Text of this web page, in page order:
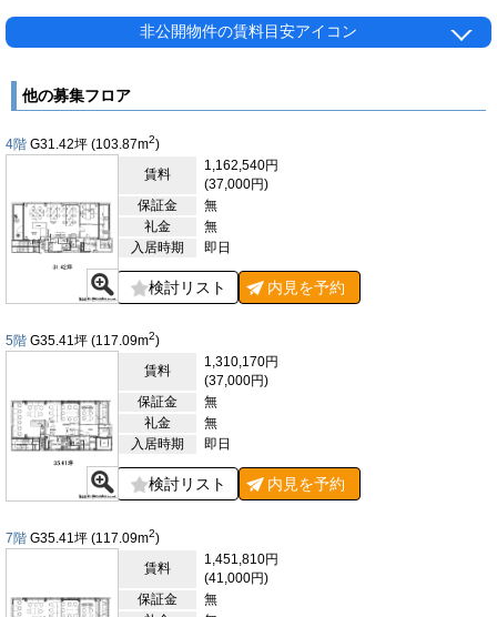
各フロアへの移動もスムーズです。通信環境は光回線に対応して
おり、オンライン会議やクラウドサービスを活用する現代のビジ
は機械警備が導入されており、入退館管理や防犯体制が整ってい
ます。オフィス利用を前提とした管理体制が構築されており、安
おり、電源や通信配線を床下に整理できます。レイアウト変更や
機器増設にも柔軟に対応でき、組織構成の変化や事業拡張にも順
応しやすい仕様です。天井高は2,800mmとゆとりがあり、圧迫
感を感じさせないゆとりのある執務空間です。トイレは室内に男
女別で設置されており、プライバシーにも配慮されています。こ
のように、CADRE tamachiは、さまざまな企業にとって魅力的
な物件といえます。
【周辺ガイド】
ョン、商業施設の整備が進み、従来の倉庫街のイメージから都市
型の業務エリアへと変化しています。周辺には企業の本社機能や
支店、IT関連企業、スタートアップ企業などが集まり、平日の日
中はビジネスパーソンの往来が中心となる環境です。飲食店につ
いては、田町駅周辺を中心に多様な飲食店が揃っています。和
食、洋食、中華、定食、カフェ、ベーカリーなどジャンルは幅広
く、ランチタイムの選択肢が豊富です。短時間で利用しやすい店
舗から、ゆとりのある空間で利用できる店舗まであり、日常的な
昼食利用に適しています。再開発エリア内の商業施設には飲食テ
ナントも入っており、天候に左右されにくい環境で利用できる点
も特徴です。テイクアウトやデリバリーに対応している店舗も多
く、オフィス内での食事にも柔軟に対応できます。金融機関につ
いては、田町・三田エリアに都市銀行や信用金庫の支店、ATM
が複数あります。入出金や振込などの金融手続きを業務の合間に
非公開物件の賃料目安アイコン
他の募集フロア
4階 G31.42坪 (103.87m2)
賃料
1,162,540円
(37,000円)
保証金
無
礼金
無
入居時期
即日
検討リスト 内見を予約
5階 G35.41坪 (117.09m2)
賃料
1,310,170円
(37,000円)
保証金
無
礼金
無
入居時期
即日
検討リスト 内見を予約
7階 G35.41 坪 (117.09m2)
賃料
1,451,810円
(41,000円)
保証金
無